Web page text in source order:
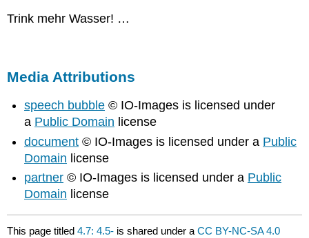
Trink mehr Wasser! …
Media Attributions
speech bubble © IO-Images is licensed under
a Public Domain license
document © IO-Images is licensed under a Public
Domain license
partner © IO-Images is licensed under a Public
Domain license
This page titled4.7: 4.5- is shared under aCC BY-NC-SA 4.0